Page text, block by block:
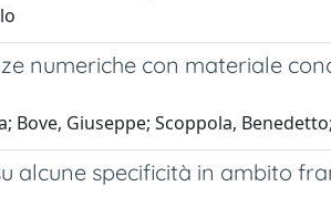
numeriche con materiale
Bove, Giuseppe; Scoppola,
alcune specificità in ambito